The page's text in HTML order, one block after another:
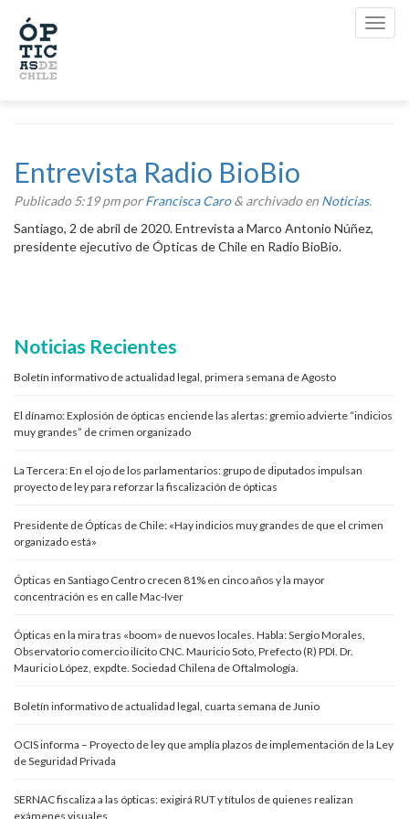
Entrevista Radio BioBio
Publicado5:19 pmporFrancisca Caro & archivado en Noticias.
Santiago, 2 de abril de 2020. Entrevista a Marco Antonio Núñez,
presidente ejecutivo de Ópticas de Chile en Radio BioBio.
Noticias Recientes
Boletín informativo de actualidad legal, primera semana de Agosto
El dínamo: Explosión de ópticas enciende las alertas: gremio advierte “indicios
muy grandes” de crimen organizado
La Tercera: En el ojo de los parlamentarios: grupo de diputados impulsan
proyecto de ley para reforzar la fiscalización de ópticas
Presidente de Ópticas de Chile: «Hay indicios muy grandes de que el crimen
organizado está»
Ópticas en Santiago Centro crecen 81% en cinco años y la mayor
concentración es en calle Mac-Iver
Ópticas en la mira tras «boom» de nuevos locales. Habla: Sergio Morales,
Observatorio comercio ilícito CNC. Mauricio Soto, Prefecto (R) PDI. Dr.
Mauricio López, expdte. Sociedad Chilena de Oftalmología.
Boletín informativo de actualidad legal, cuarta semana de Junio
OCIS informa – Proyecto de ley que amplía plazos de implementación de la Ley
de Seguridad Privada
SERNAC fiscaliza a las ópticas: exigirá RUT y títulos de quienes realizan
exámenes visuales